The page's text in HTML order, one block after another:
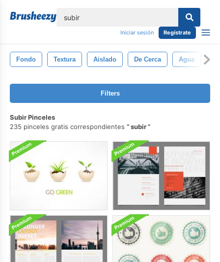
Iniciar sesión Regístrate
Fondo Textura Aislado De Cerca Agua
Filters
Subir Pinceles
235 pinceles gratis correspondientes
subir